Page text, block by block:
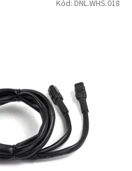
Kód: DNL.WHS.018